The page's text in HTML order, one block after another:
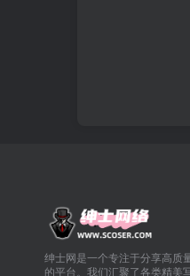
绅士网是一个专注于分享高质
的平台。我们汇聚了各类精美